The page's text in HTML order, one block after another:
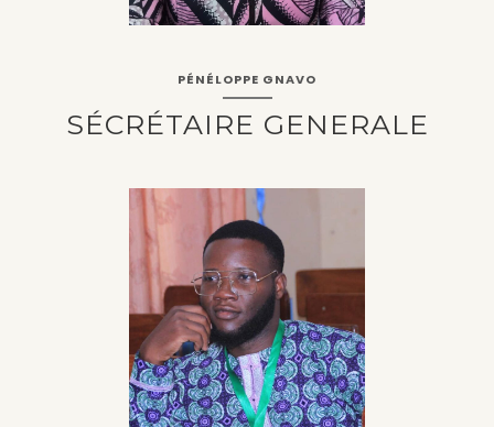
PÉNÉLOPPE GNAVO
SÉCRÉTAIRE GENERALE